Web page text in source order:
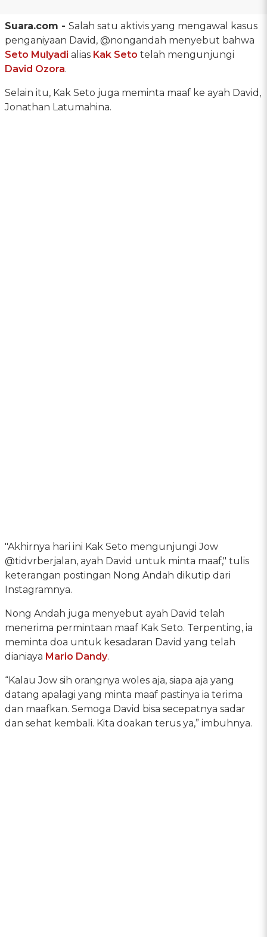
Suara.com - Salah satu aktivis yang mengawal kasus
penganiyaan David, @nongandah menyebut bahwa
Seto Mulyadi alias Kak Seto telah mengunjungi
David Ozora.
Selain itu, Kak Seto juga meminta maaf ke ayah David,
Jonathan Latumahina.
"Akhirnya hari ini Kak Seto mengunjungi Jow
@tidvrberjalan, ayah David untuk minta maaf," tulis
keterangan postingan Nong Andah dikutip dari
Instagramnya.
Nong Andah juga menyebut ayah David telah
menerima permintaan maaf Kak Seto. Terpenting, ia
meminta doa untuk kesadaran David yang telah
dianiaya Mario Dandy.
“Kalau Jow sih orangnya woles aja, siapa aja yang
datang apalagi yang minta maaf pastinya ia terima
dan maafkan. Semoga David bisa secepatnya sadar
dan sehat kembali. Kita doakan terus ya,” imbuhnya.